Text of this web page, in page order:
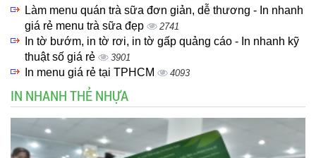
Làm menu quán trà sữa đơn giản, dễ thương - In nhanh
giá rẻ menu trà sữa đẹp
2741
In tờ bướm, in tờ rơi, in tờ gấp quảng cáo - In nhanh kỹ
thuật số giá rẻ
3901
In menu giá rẻ tại TPHCM 4093
IN NHANH THẺ NHỰA